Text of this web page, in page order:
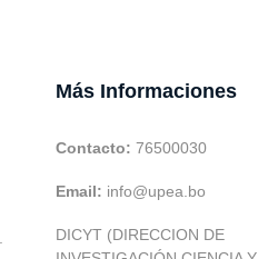
Más Informaciones
Contacto: 76500030
Email: info@upea.bo
DICYT (DIRECCION DE